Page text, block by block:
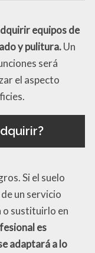
equipos de
y pulitura.Un
será
el aspecto
Si el suelo
un servicio
o sustituirlo en
es
adaptará a lo